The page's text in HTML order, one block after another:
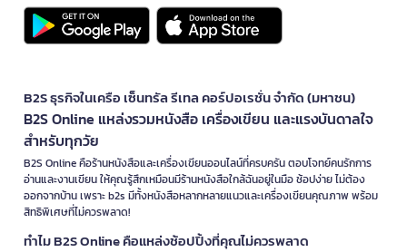
B2S ธุรกิจในเครือ เซ็นทรัล รีเทล คอร์ปอเรชั่น จำกัด (มหาชน)
B2S Online แหล่งรวมหนังสือ เครื่องเขียน และแรงบันดาลใจ
สำหรับทุกวัย
B2S Online คือร้านหนังสือและเครื่องเขียนออนไลน์ที่ครบครัน ตอบโจทย์คนรักการ
อ่านและงานเขียน ให้คุณรู้สึกเหมือนมีร้านหนังสือใกล้ฉันอยู่ในมือ ช้อปง่าย ไม่ต้อง
ออกจากบ้าน เพราะ b2s มีทั้งหนังสือหลากหลายแนวและเครื่องเขียนคุณภาพ พร้อม
สิทธิพิเศษที่ไม่ควรพลาด!
ทำไม B2S Online คือแหล่งช้อปปิ้งที่คุณไม่ควรพลาด